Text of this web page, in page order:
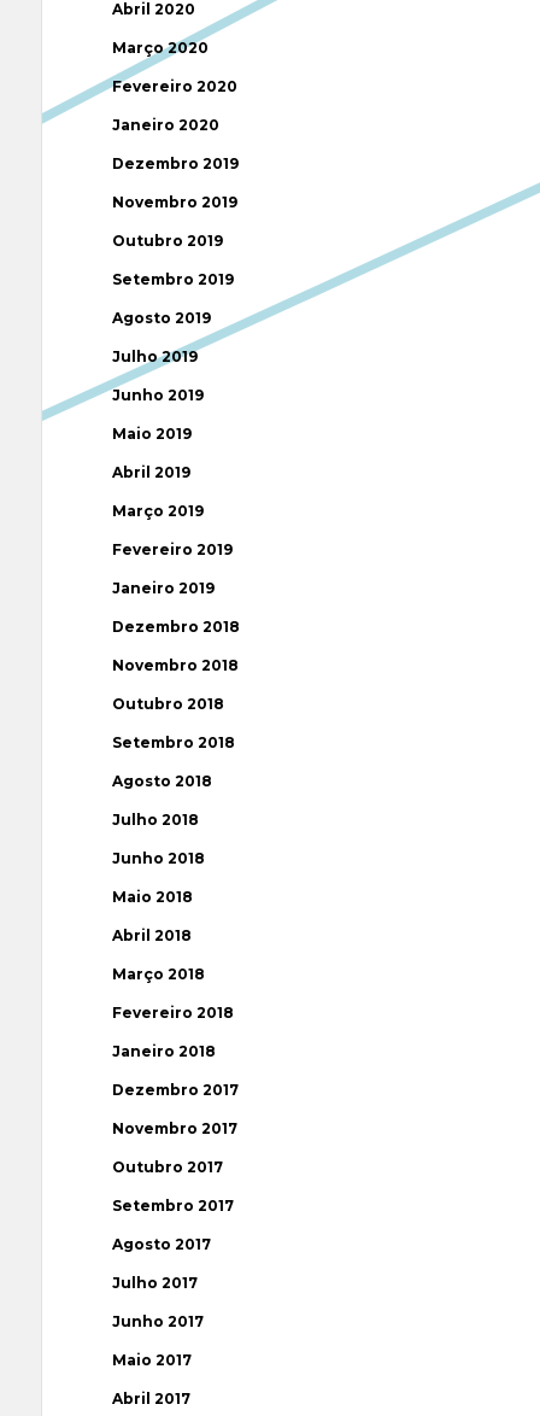
Abril 2020
Março 2020
Fevereiro 2020
Janeiro 2020
Dezembro 2019
Novembro 2019
Outubro 2019
Setembro 2019
Agosto 2019
Julho 2019
Junho 2019
Maio 2019
Abril 2019
Março 2019
Fevereiro 2019
Janeiro 2019
Dezembro 2018
Novembro 2018
Outubro 2018
Setembro 2018
Agosto 2018
Julho 2018
Junho 2018
Maio 2018
Abril 2018
Março 2018
Fevereiro 2018
Janeiro 2018
Dezembro 2017
Novembro 2017
Outubro 2017
Setembro 2017
Agosto 2017
Julho 2017
Junho 2017
Maio 2017
Abril 2017